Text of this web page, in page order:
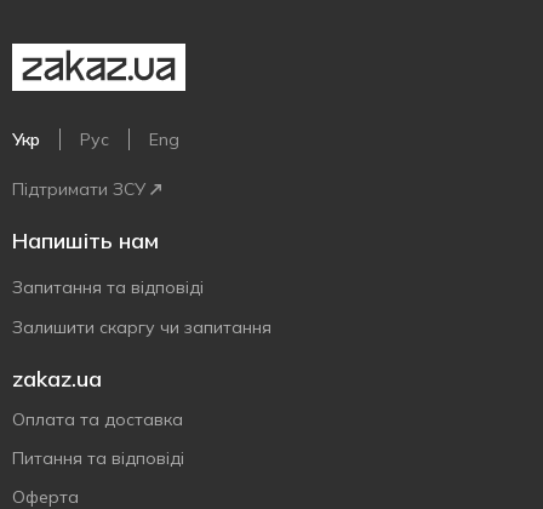
Укр Рус Eng
Підтримати ЗСУ
Напишіть нам
Запитання та відповіді
Залишити скаргу чи запитання
zakaz.ua
Оплата та доставка
Питання та відповіді
Оферта